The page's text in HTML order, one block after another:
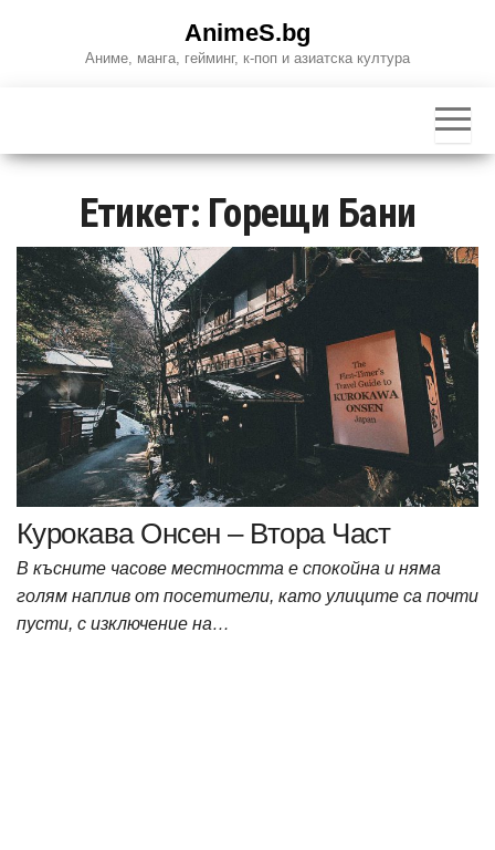
AnimeS.bg
Аниме, манга, гейминг, к-поп и азиатска култура
Етикет: Горещи Бани
Курокава Онсен – Втора Част
В късните часове местността е спокойна и няма
голям наплив от посетители, като улиците са почти
пусти, с изключение на…